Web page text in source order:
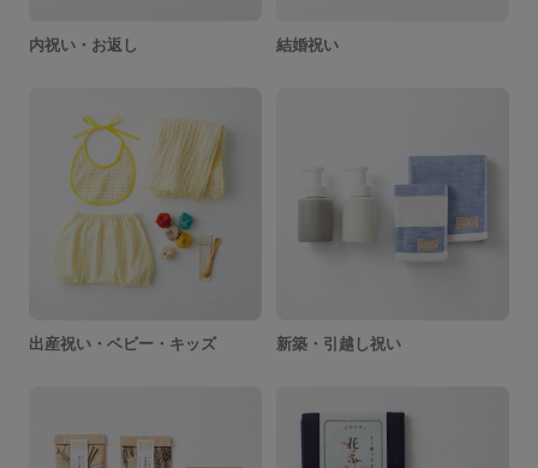
内祝い・お返し 結婚祝い
出産祝い・ベビー・キッズ 新築・引越し祝い